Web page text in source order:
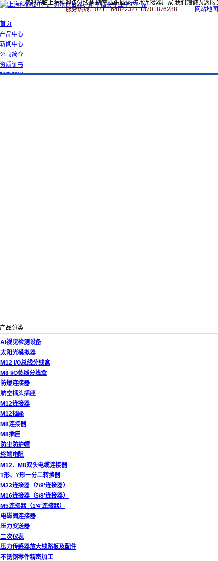
欢迎光临上海科迎法分线盒,航空插头插座,防水连接器厂家,我们竭诚为您服
服务热线：021－64822327 18701876288
网站地图
首页
产品中心
新闻中心
公司简介
资质证书
联系我们
产品分类
AI视觉检测设备
太阳光模拟器
M12 I/O总线分线盒
M8 I/O总线分线盒
防爆连接器
航空插头插座
M12连接器
M12插座
M8连接器
M8插座
防尘防护帽
终端电阻
M12、M8双头电缆连接器
T形、Y形一分二转换器
M23连接器（7/8'连接器）
M16连接器（5/8'连接器）
M5连接器（1/4'连接器）
电磁阀连接器
压力变送器
二次仪表
压力传感器放大线路板及配件
不锈钢零件精密加工